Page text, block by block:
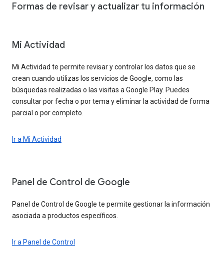
Formas de revisar y actualizar tu información
Mi Actividad
Mi Actividad te permite revisar y controlar los datos que se
crean cuando utilizas los servicios de Google, como las
búsquedas realizadas o las visitas a Google Play. Puedes
consultar por fecha o por tema y eliminar la actividad de forma
parcial o por completo.
Ir a Mi Actividad
Panel de Control de Google
Panel de Control de Google te permite gestionar la información
asociada a productos específicos.
Ir a Panel de Control